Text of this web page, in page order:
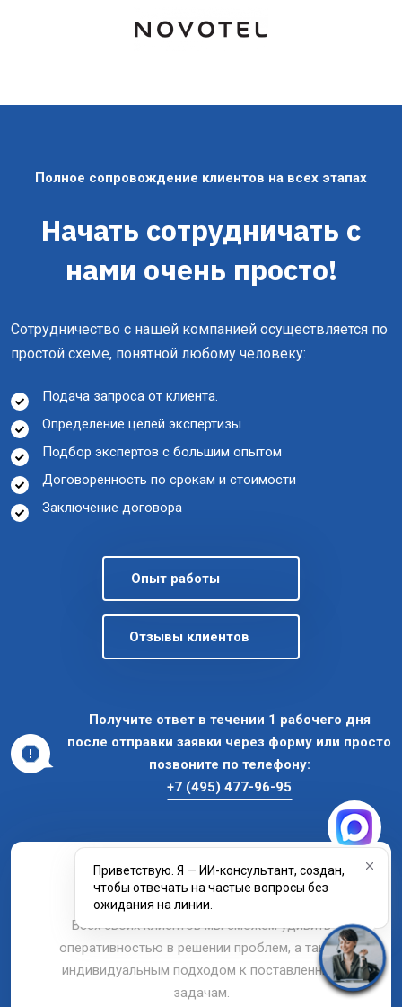
Полное сопровождение клиентов на всех этапах
Начать сотрудничать с
нами очень просто!
Сотрудничество с нашей компанией осуществляется по
простой схеме, понятной любому человеку:
Подача запроса от клиента.
Определение целей экспертизы
Подбор экспертов с большим опытом
Договоренность по срокам и стоимости
Заключение договора
Опыт работы
Отзывы клиентов
Получите ответ в течении 1 рабочего дня
после отправки заявки через форму или просто
позвоните по телефону:
+7 (495) 477-96-95
Оставайтесь на связи
Всех своих клиентов мы сможем удивить
оперативностью в решении проблем, а также
индивидуальным подходом к поставленным
задачам.
Приветствую. Я — ИИ-консультант, создан,
чтобы отвечать на частые вопросы без
ожидания на линии.